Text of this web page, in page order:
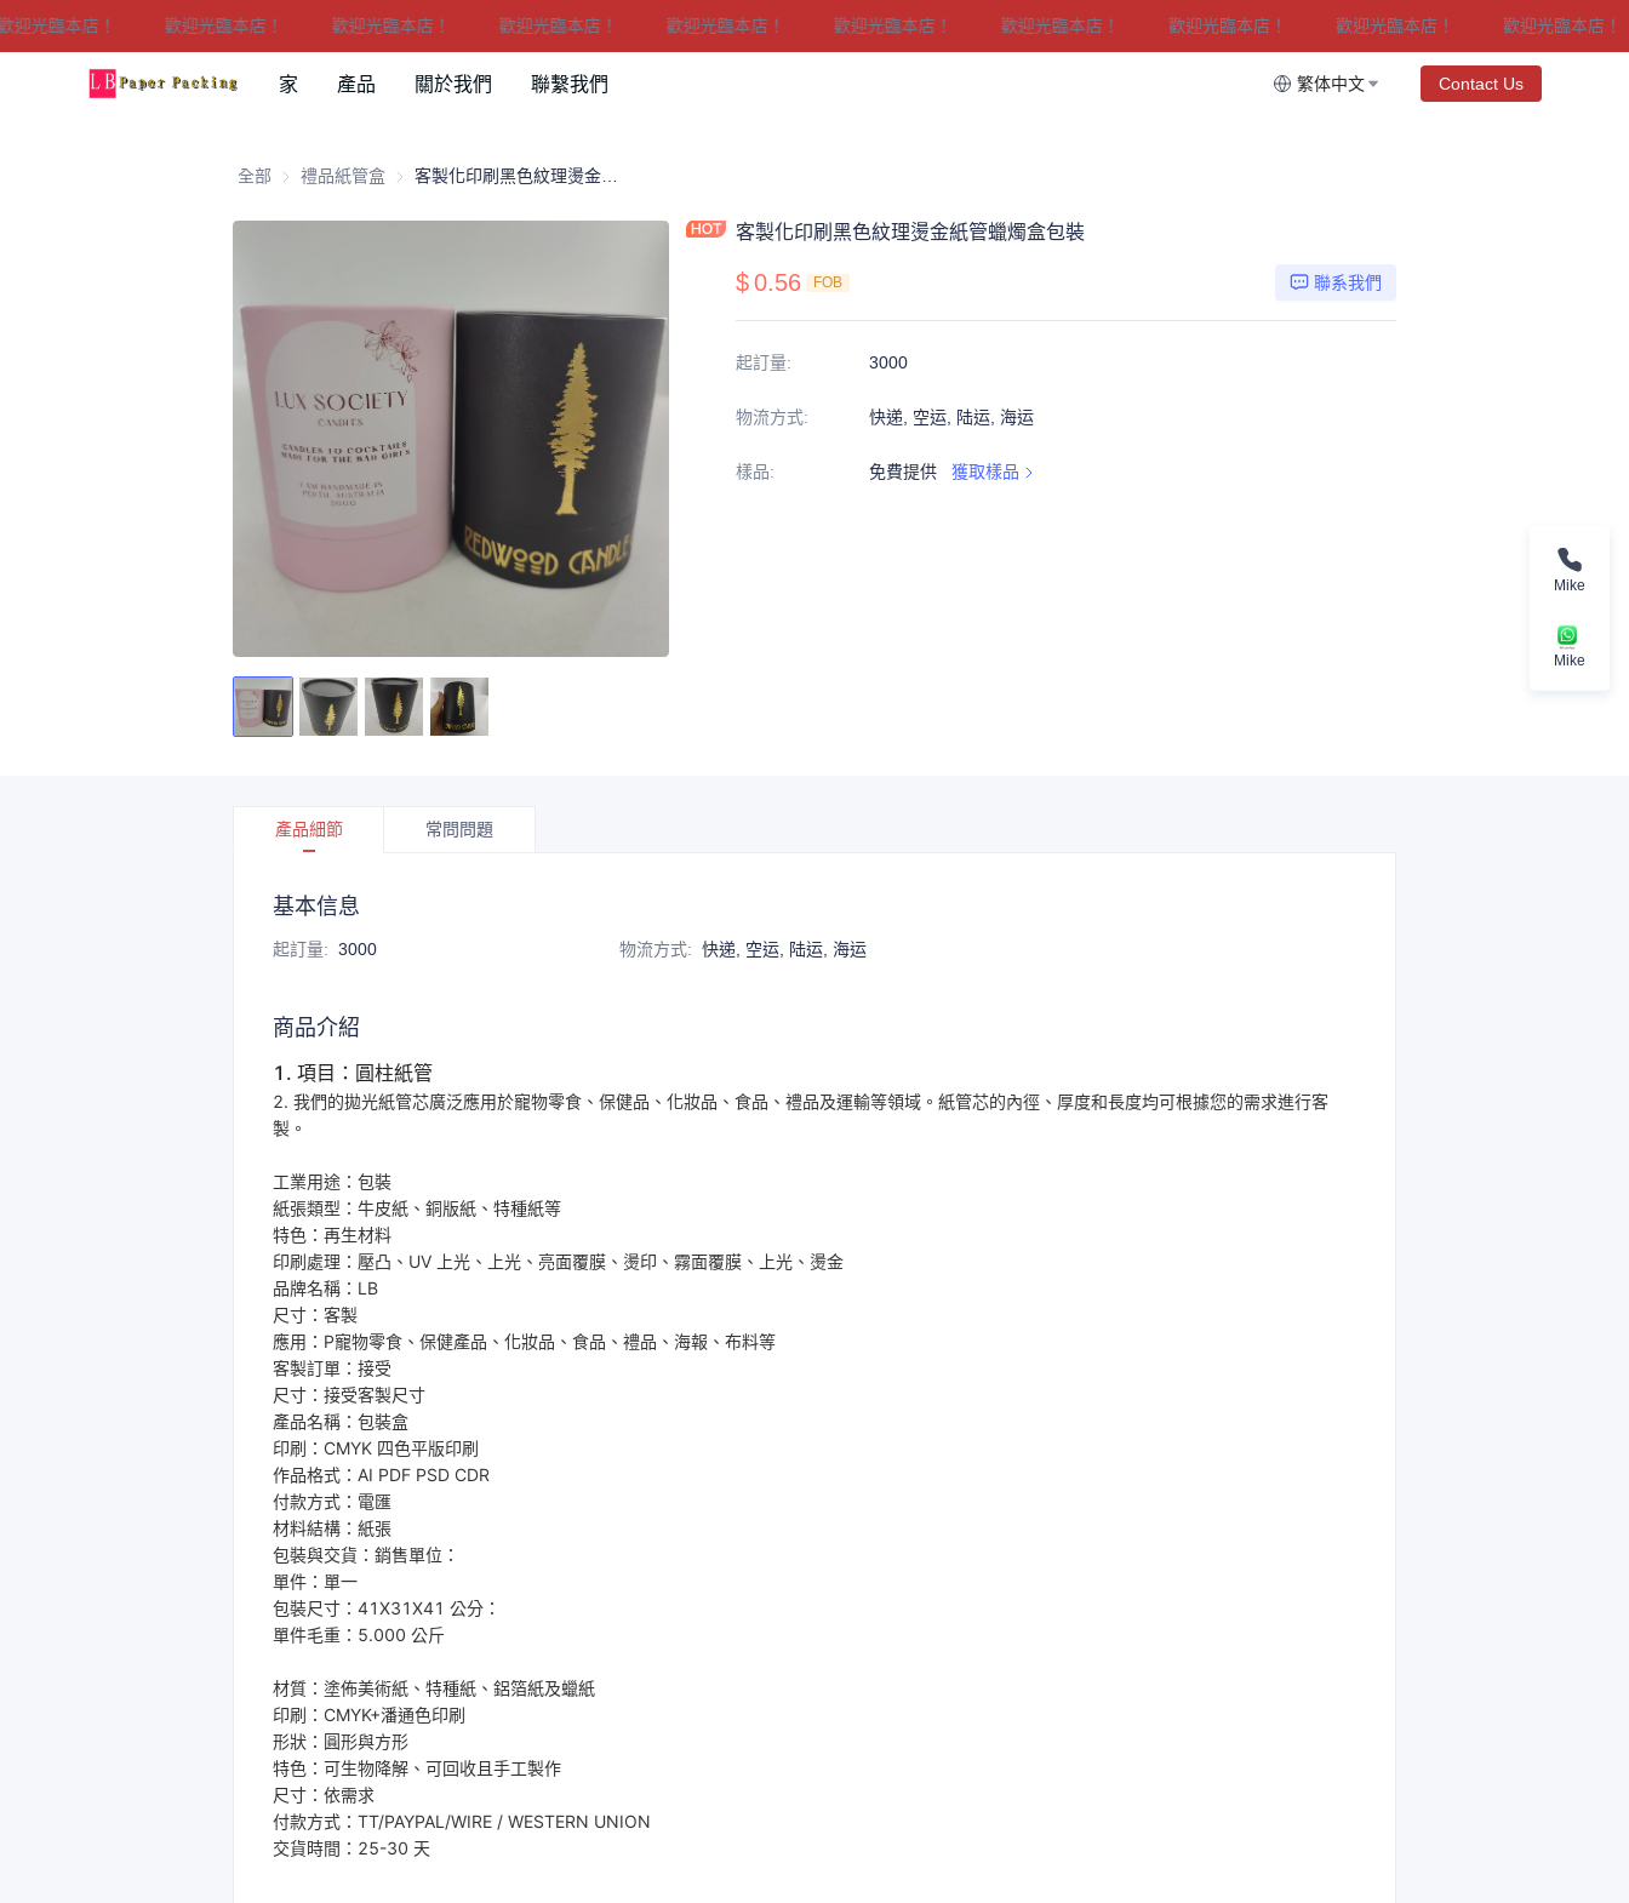
臨本店！ 歡迎光臨本店！ 歡迎光臨本店！ 歡迎光臨本店！ 歡迎光臨本店！ 歡迎光臨本店！ 歡迎光臨本店！ 歡迎光臨本店！ 歡迎光臨本店！
歡迎光臨本店！
歡迎光臨本店！
家 產品 關於我們 聯繫我們 繁体中文 Contact Us
全部 禮品紙管盒 禮品紙管盒
客製化印刷黑色紋理燙金紙管蠟燭盒包裝
$0.56 FOB 聯系我們
起訂量: 3000
物流方式: 快递, 空运, 陆运, 海运
樣品: 免費提供 獲取樣品
產品細節 常問問題
基本信息
起訂量: 3000 物流方式: 快递, 空运, 陆运, 海运
商品介紹
1. 項目：圓柱紙管
2. 我們的拋光紙管芯廣泛應用於寵物零食、保健品、化妝品、食品、禮品及運輸等領域。紙管芯的內徑、厚度和長度均可根據您的需求進行客
製。
工業用途：包裝
紙張類型：牛皮紙、銅版紙、特種紙等
特色：再生材料
印刷處理：壓凸、UV 上光、上光、亮面覆膜、燙印、霧面覆膜、上光、燙金
品牌名稱：LB
尺寸：客製
應用：P寵物零食、保健產品、 化妝品、食品、禮品、海報、布料等
客製訂單：接受
尺寸：接受客製尺寸
產品名稱：包裝盒
印刷：CMYK 四色平版印刷
作品格式：AI PDF PSD CDR
付款方式：電匯
材料結構：紙張
包裝與交貨：銷售單位：
單件：單一
包裝尺寸：41X31X41 公分：
單件毛重：5.000 公斤
材質：塗佈美術紙、特種紙、鋁箔紙及蠟紙
印刷：CMYK+潘通色印刷
形狀：圓形與方形
特色：可生物降解、可回收且手工製作
尺寸：依需求
付款方式：TT/PAYPAL/WIRE / WESTERN UNION
交貨時間：25-30 天
Mike
Mike